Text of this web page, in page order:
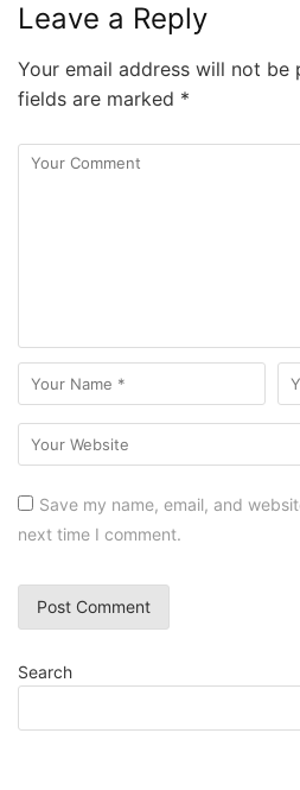
Leave a Reply
Your email address will not be
fields are marked *
Save my name, email, and
next time I comment.
Search